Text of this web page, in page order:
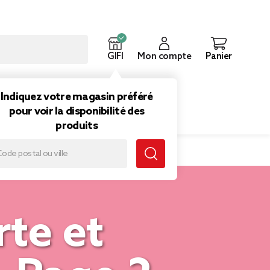
GIFI
Indiquez votre magasin préféré
pour voir la disponibilité des
produits
Mon compte Panier
et